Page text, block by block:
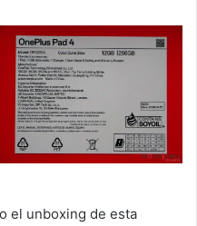
el unboxing de esta